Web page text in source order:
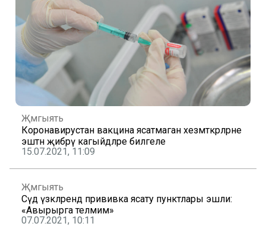
Җәмгыять
Коронавирустан вакцина ясатмаган хезмәткәрләрне
эштән җибәрү кагыйдәләре билгеле
15.07.2021, 11:09
Җәмгыять
Сәүдә үзәкләрендә прививка ясату пунктлары эшли:
«Авырырга теләмим»
07.07.2021, 10:11